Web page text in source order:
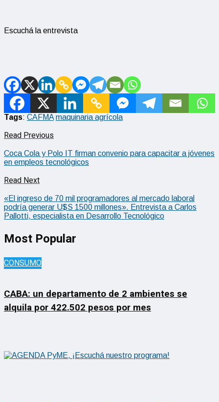
Escuchá la entrevista
Tags: CAFMA maquinaria agrícola
Read Previous
Coca Cola y Polo IT firman convenio para capacitar a jóvenes
en empleos tecnológicos
Read Next
«El ingreso de 70 mil programadores al mercado laboral
podría generar U$S 1500 millones». Entrevista a Carlos
Pallotti, especialista en Desarrollo Tecnológico
Most Popular
CONSUMO
CABA: un departamento de 2 ambientes se
alquila por 422.502 pesos por mes